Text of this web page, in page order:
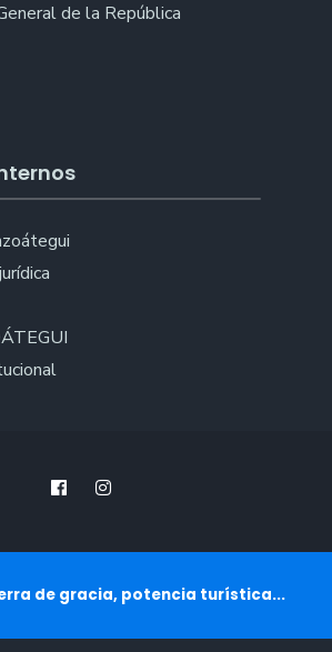
de la República
de gracia, potencia turística...